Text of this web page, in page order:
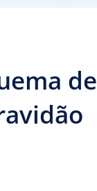
de